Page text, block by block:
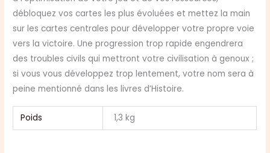
débloquez vos cartes les plus évoluées et mettez la main
sur les cartes centrales pour développer votre propre voie
vers la victoire. Une progression trop rapide engendrera
des troubles civils qui mettront votre civilisation à genoux ;
si vous vous développez trop lentement, votre nom sera à
peine mentionné dans les livres d’Histoire.
Poids 1,3 kg